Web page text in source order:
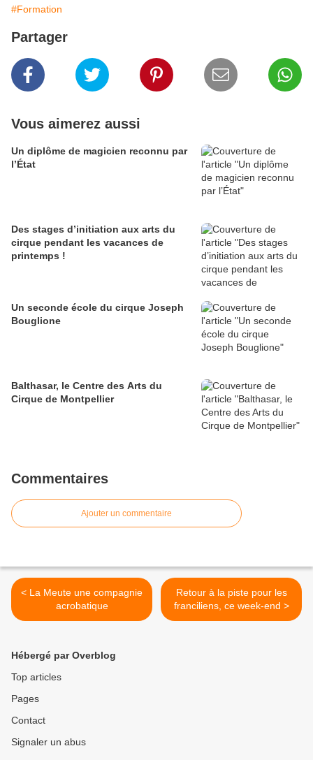
#Formation
Partager
Vous aimerez aussi
Un diplôme de magicien reconnu par
l’État
Des stages d’initiation aux arts du
cirque pendant les vacances de
printemps !
Un seconde école du cirque Joseph
Bouglione
Balthasar, le Centre des Arts du
Cirque de Montpellier
Commentaires
Ajouter un commentaire
< La Meute une compagnie
acrobatique
Retour à la piste pour les
franciliens, ce week-end >
Hébergé par Overblog
Top articles
Pages
Contact
Signaler un abus